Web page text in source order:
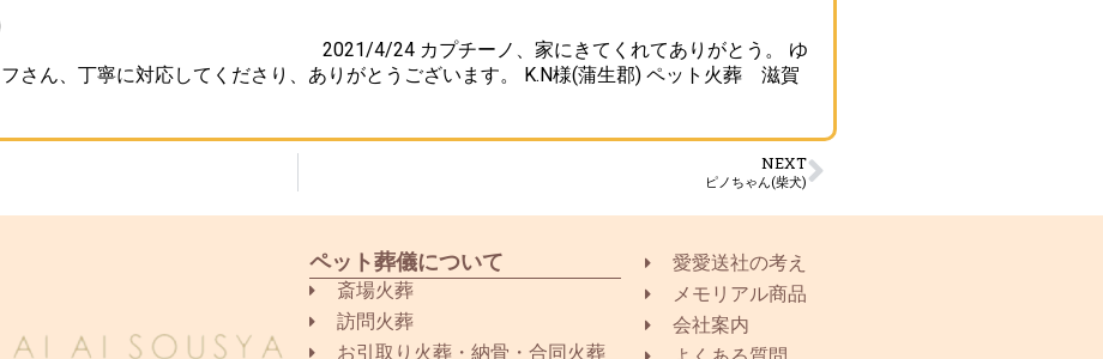
プチーノ、家にきてくれてありがとう。 ゆ
さん、丁寧に対応してくださり、ありがとうございます。 K.N様(蒲生郡) ペット火葬 滋賀
NEXT
ピノちゃん(柴犬)
ペット葬儀について
斎場火葬
訪問火葬
お引取り火葬・納骨・合同火葬
愛愛送社の考え
メモリアル商品
会社案内